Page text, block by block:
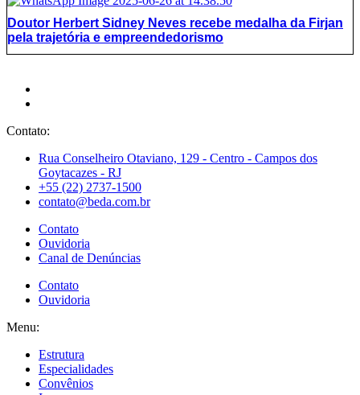
Doutor Herbert Sidney Neves recebe medalha da Firjan
pela trajetória e empreendedorismo
Contato:
Rua Conselheiro Otaviano, 129 - Centro - Campos dos
Goytacazes - RJ
+55 (22) 2737-1500
contato@beda.com.br
Contato
Ouvidoria
Canal de Denúncias
Contato
Ouvidoria
Menu:
Estrutura
Especialidades
Convênios